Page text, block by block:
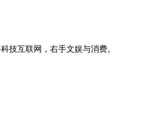
技互联网，右手文娱与消费。